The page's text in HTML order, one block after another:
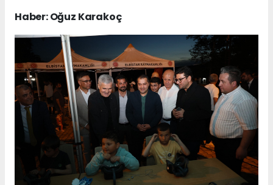
Haber: Oğuz Karakoç